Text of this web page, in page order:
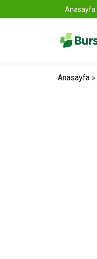
Anasayfa
Anasayfa »